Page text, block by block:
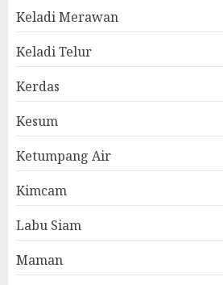
Keladi Merawan
Keladi Telur
Kerdas
Kesum
Ketumpang Air
Kimcam
Labu Siam
Maman